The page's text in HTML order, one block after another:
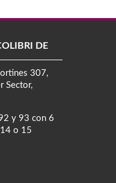
DE
307,
Sector,
y 93 con 6
o 15